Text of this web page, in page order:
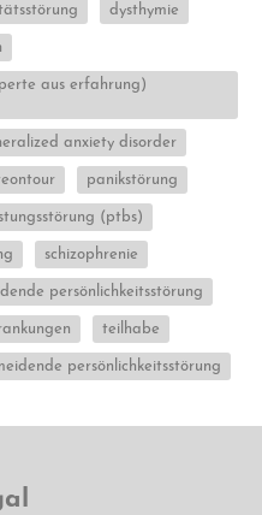
dysthymie
aus erfahrung)
anxiety disorder
panikstörung
(ptbs)
schizophrenie
persönlichkeitsstörung
teilhabe
persönlichkeitsstörung